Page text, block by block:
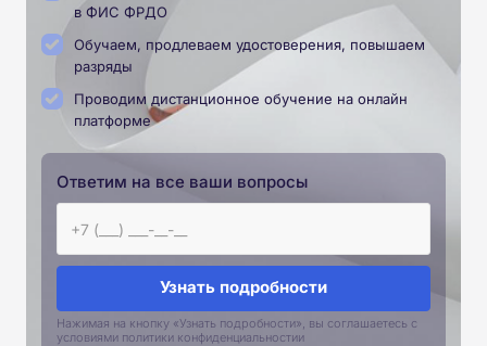
в ФИС ФРДО
Обучаем, продлеваем удостоверения, повышаем
разряды
Проводим дистанционное обучение на онлайн
платформе
Ответим на все ваши вопросы
Узнать подробности
Нажимая на кнопку «Узнать подробности», вы соглашаетесь с
условиями политики конфиденциальностии